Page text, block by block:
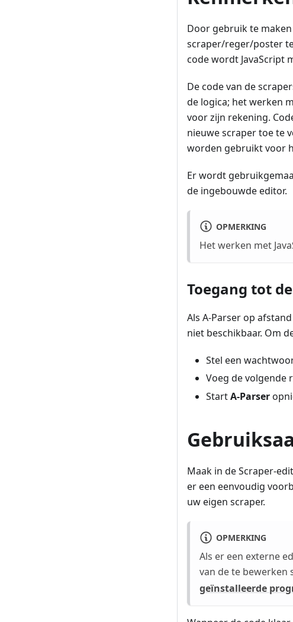
Door gebruik te
scraper/reger/poster
code wordt JavaScript
De code van de
de logica; het werken
voor zijn rekening.
nieuwe scraper toe te
worden gebruikt voor
Er wordt
de ingebouwde editor.
OPMERKING
Het werken met
Toegang tot
Als A-Parser op
niet beschikbaar. Om
Stel een
Voeg de volgende
StartA-Parser
Maak in de Scraper-
er een eenvoudig
uw eigen scraper.
OPMERKING
Als er een externe
van de te bewerken
geïnstalleerde